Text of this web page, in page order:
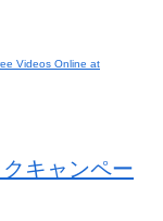
Videos Online at
キャンペー